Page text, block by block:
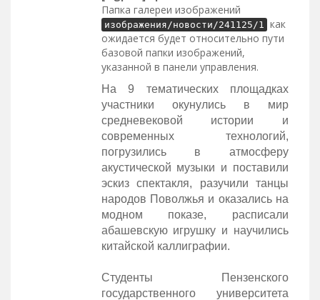
Папка галереи изображений
изображения/новости/241125/1 как
ожидается будет относительно пути
базовой папки изображений,
указанной в панели управления.
На 9 тематических площадках
участники окунулись в мир
средневековой истории и
современных технологий,
погрузились в атмосферу
акустической музыки и поставили
эскиз спектакля, разучили танцы
народов Поволжья и оказались на
модном показе, расписали
абашевскую игрушку и научились
китайской каллиграфии.
Студенты Пензенского
государственного университета